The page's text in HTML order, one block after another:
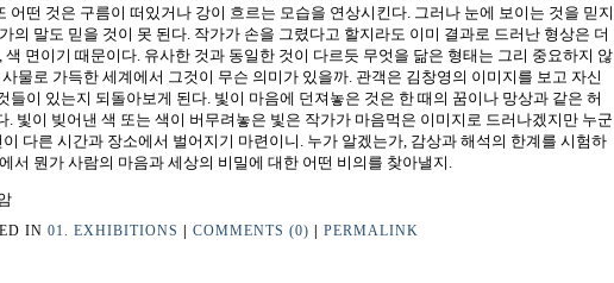
어떤 것은 구름이 떠있거나 강이 흐르는 모습을 연상시킨다. 그러나 눈에 보이는 것을 믿지
의 말도 믿을 것이 못 된다. 작가가 손을 그렸다고 할지라도 이미 결과로 드러난 형상은 더
색 면이기 때문이다. 유사한 것과 동일한 것이 다르듯 무엇을 닮은 형태는 그리 중요하지 않
물로 가득한 세계에서 그것이 무슨 의미가 있을까. 관객은 김창영의 이미지를 보고 자신
들이 있는지 되돌아보게 된다. 빛이 마음에 던져놓은 것은 한 때의 꿈이나 망상과 같은 허
. 빛이 빚어낸 색 또는 색이 버무려놓은 빛은 작가가 마음먹은 이미지로 드러나겠지만 누군
다른 시간과 장소에서 벌어지기 마련이니. 누가 알겠는가, 감상과 해석의 한계를 시험하
서 뭔가 사람의 마음과 세상의 비밀에 대한 어떤 비의를 찾아낼지.
IN 01. EXHIBITIONS COMMENTS (0) PERMALINK